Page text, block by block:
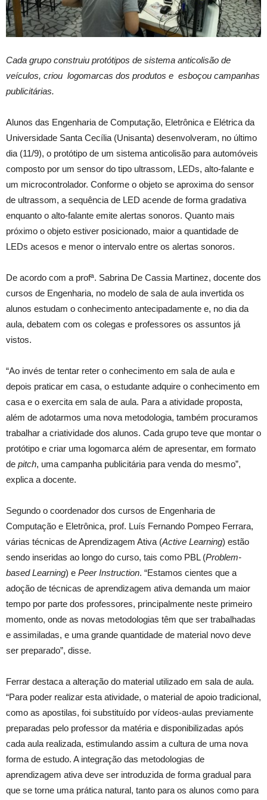
Cada grupo construiu protótipos de sistema anticolisão de
veículos, criou logomarcas dos produtos e esboçou campanhas
publicitárias.
Alunos das Engenharia de Computação, Eletrônica e Elétrica da
Universidade Santa Cecília (Unisanta) desenvolveram, no último
dia (11/9), o protótipo de um sistema anticolisão para automóveis
composto por um sensor do tipo ultrassom, LEDs, alto-falante e
um microcontrolador. Conforme o objeto se aproxima do sensor
de ultrassom, a sequência de LED acende de forma gradativa
enquanto o alto-falante emite alertas sonoros. Quanto mais
próximo o objeto estiver posicionado, maior a quantidade de
LEDs acesos e menor o intervalo entre os alertas sonoros.
De acordo com a profª. Sabrina De Cassia Martinez, docente dos
cursos de Engenharia, no modelo de sala de aula invertida os
alunos estudam o conhecimento antecipadamente e, no dia da
aula, debatem com os colegas e professores os assuntos já
vistos.
“Ao invés de tentar reter o conhecimento em sala de aula e
depois praticar em casa, o estudante adquire o conhecimento em
casa e o exercita em sala de aula. Para a atividade proposta,
além de adotarmos uma nova metodologia, também procuramos
trabalhar a criatividade dos alunos. Cada grupo teve que montar o
protótipo e criar uma logomarca além de apresentar, em formato
de pitch, uma campanha publicitária para venda do mesmo”,
explica a docente.
Segundo o coordenador dos cursos de Engenharia de
Computação e Eletrônica, prof. Luís Fernando Pompeo Ferrara,
várias técnicas de Aprendizagem Ativa (Active Learning) estão
sendo inseridas ao longo do curso, tais como PBL (Problem-
based Learning) e Peer Instruction. “Estamos cientes que a
adoção de técnicas de aprendizagem ativa demanda um maior
tempo por parte dos professores, principalmente neste primeiro
momento, onde as novas metodologias têm que ser trabalhadas
e assimiladas, e uma grande quantidade de material novo deve
ser preparado”, disse.
Ferrar destaca a alteração do material utilizado em sala de aula.
“Para poder realizar esta atividade, o material de apoio tradicional,
como as apostilas, foi substituído por vídeos-aulas previamente
preparadas pelo professor da matéria e disponibilizadas após
cada aula realizada, estimulando assim a cultura de uma nova
forma de estudo. A integração das metodologias de
aprendizagem ativa deve ser introduzida de forma gradual para
que se torne uma prática natural, tanto para os alunos como para